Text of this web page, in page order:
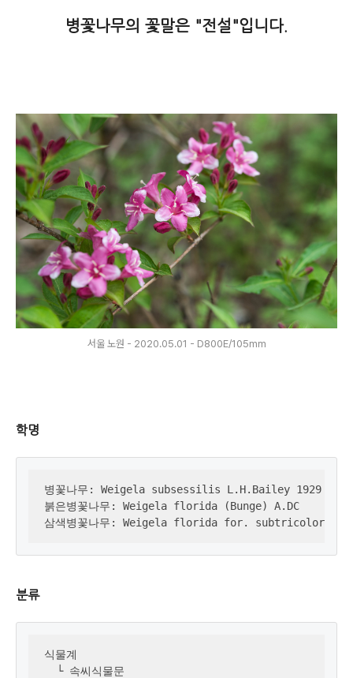
병꽃나무의 꽃말은 "전설"입니다.
서울 노원 - 2020.05.01 - D800E/105mm
학명
병꽃나무: Weigela subsessilis L.H.Bailey 1929
붉은병꽃나무: Weigela florida (Bunge) A.DC
삼색병꽃나무: Weigela florida for. subtricolor
분류
식물계
  └ 속씨식물문